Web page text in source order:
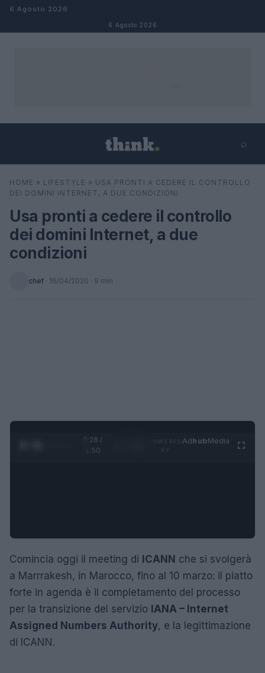
Salta al contenuto
6 Agosto 2026
6 Agosto 2026
⌕
Cerca ⌕ ×
HOME » LIFESTYLE » USA PRONTI A CEDERE IL CONTROLLO
DEI DOMINI INTERNET, A DUE CONDIZIONI
Usa pronti a cedere il controllo
dei domini Internet, a due
condizioni
chef · 16/04/2020 · 9 min
0:29 /
1:50
AdhubMedia
Comincia oggi il meeting di ICANN che si svolgerà
a Marrrakesh, in Marocco, fino al 10 marzo: il piatto
forte in agenda è il completamento del processo
per la transizione del servizio IANA – Internet
Assigned Numbers Authority, e la legittimazione
di ICANN.